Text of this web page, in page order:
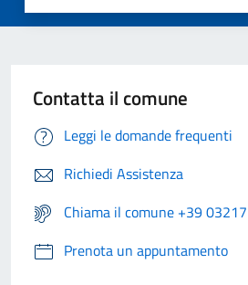
Contatta il comune
Leggi le domande frequenti
Richiedi Assistenza
Chiama il comune +39
Prenota un appuntamento